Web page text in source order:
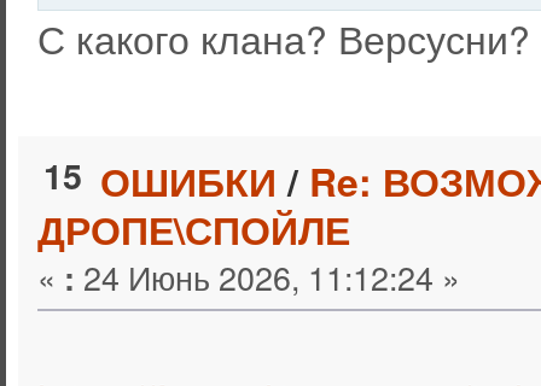
С какого клана? Версусни?
15 ОШИБКИ / Re:
ДРОПЕ\СПОЙЛЕ
« : 24 Июнь 2026, 11:12:24 »